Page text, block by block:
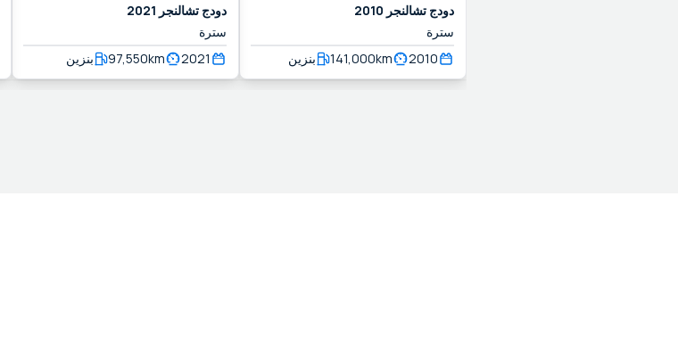
دودج تشالنجر 2010
سترة
2010
141,000km بنزين
دودج تشالنجر 2021
سترة
2021
97,550km بنزين